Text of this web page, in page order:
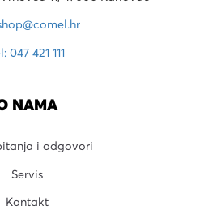
047 421 111
NAMA
i odgovori
Servis
Kontakt